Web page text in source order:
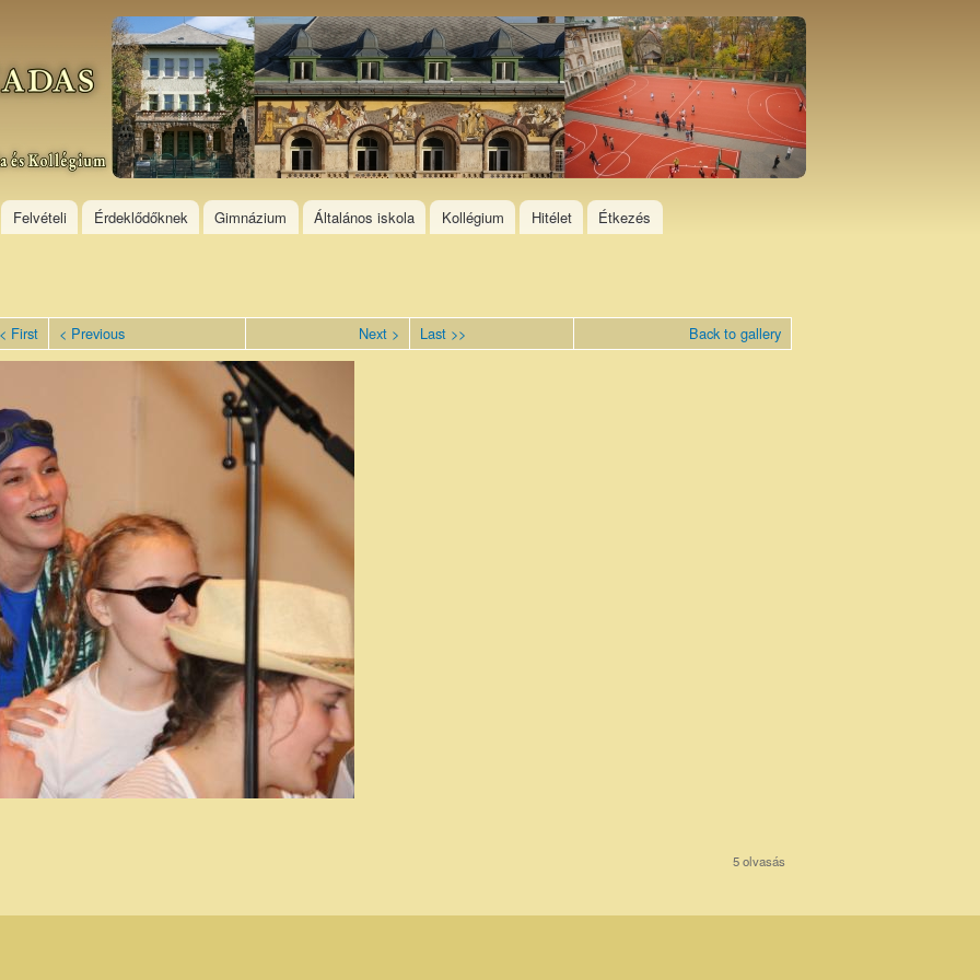
Skip to
main
content
Felvételi Érdeklődőknek Gimnázium Általános iskola Kollégium Hitélet Étkezés
First < Previous Next > Last >> Back to gallery
5 olvasás